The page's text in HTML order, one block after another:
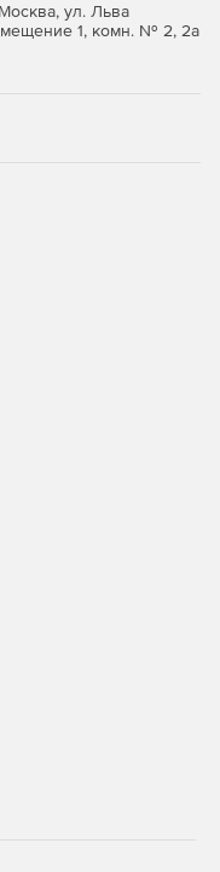
ул. Льва
1, комн. № 2, 2а